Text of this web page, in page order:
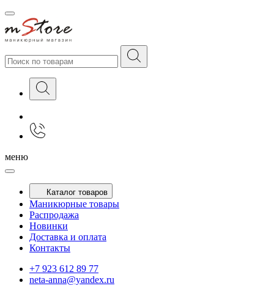
меню
Каталог товаров
Маникюрные товары
Распродажа
Новинки
Доставка и оплата
Контакты
+7 923 612 89 77
neta-anna@yandex.ru